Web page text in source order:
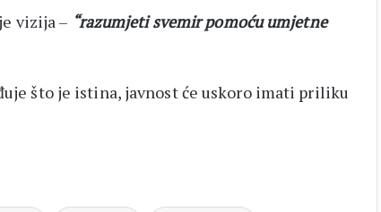
vizija – “razumjeti svemir pomoću umjetne
što je istina, javnost će uskoro imati priliku